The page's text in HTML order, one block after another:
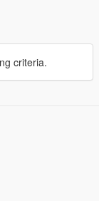
criteria.